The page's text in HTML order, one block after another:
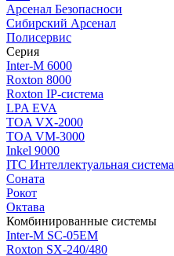
Арсенал Безопасноси
Сибирский Арсенал
Полисервис
Серия
Inter-M 6000
Roxton 8000
Roxton IP-система
LPA EVA
TOA VX-2000
TOA VM-3000
Inkel 9000
ITC Интеллектуальная система
Соната
Рокот
Октава
Комбинированные системы
Inter-M SC-05EM
Roxton SX-240/480